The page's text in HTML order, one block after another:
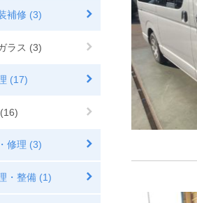
補修 (3)
ラス (3)
(17)
修理 (3)
・整備 (1)